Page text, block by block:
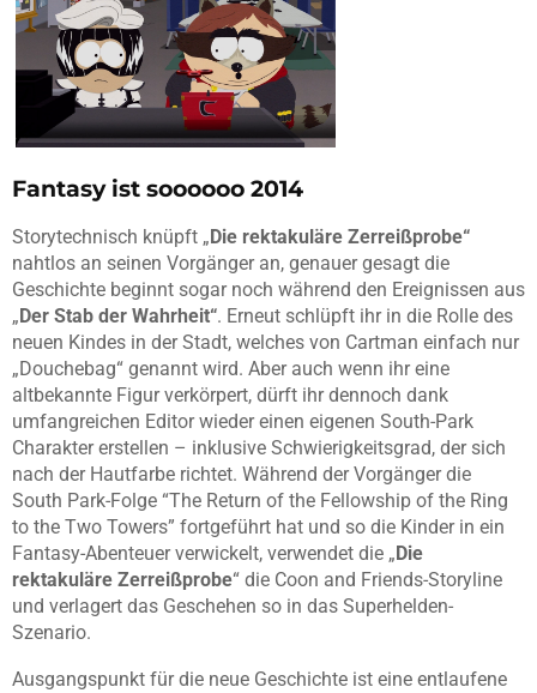
Fantasy ist soooooo 2014
Storytechnisch knüpft „ Die rektakuläre Zerreißprobe“
nahtlos an seinen Vorgänger an, genauer gesagt die
Geschichte beginnt sogar noch während den Ereignissen aus
„ Der Stab der Wahrheit“. Erneut schlüpft ihr in die Rolle des
neuen Kindes in der Stadt, welches von Cartman einfach nur
„Douchebag“ genannt wird. Aber auch wenn ihr eine
altbekannte Figur verkörpert, dürft ihr dennoch dank
umfangreichen Editor wieder einen eigenen South-Park
Charakter erstellen – inklusive Schwierigkeitsgrad, der sich
nach der Hautfarbe richtet. Während der Vorgänger die
South Park-Folge “The Return of the Fellowship of the Ring
to the Two Towers” fortgeführt hat und so die Kinder in ein
Fantasy-Abenteuer verwickelt, verwendet die „ Die
rektakuläre Zerreißprobe“ die Coon and Friends-Storyline
und verlagert das Geschehen so in das Superhelden-
Szenario.
Ausgangspunkt für die neue Geschichte ist eine entlaufene